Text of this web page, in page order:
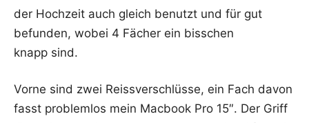
der Hoch­zeit auch gleich benutzt und für gut
befun­den, wobei 4 Fächer ein biss­chen
knapp sind.
Vor­ne sind zwei Reiss­ver­schlüs­se, ein Fach davon
fasst pro­blem­los mein Mac­book Pro 15″. Der Griff